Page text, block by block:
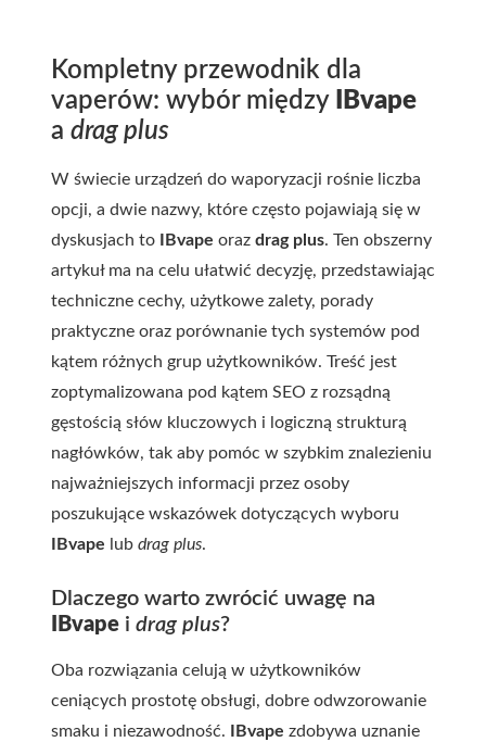
Kompletny przewodnik dla
vaperów: wybór między
IBvape
a drag plus
W świecie urządzeń do waporyzacji rośnie liczba
opcji, a dwie nazwy, które często pojawiają się w
dyskusjach to
IBvape oraz drag plus. Ten obszerny
artykuł ma na celu ułatwić decyzję, przedstawiając
techniczne cechy, użytkowe zalety, porady
praktyczne oraz porównanie tych systemów pod
kątem różnych grup użytkowników. Treść jest
zoptymalizowana pod kątem SEO z rozsądną
gęstością słów kluczowych i logiczną strukturą
nagłówków, tak aby pomóc w szybkim znalezieniu
najważniejszych informacji przez osoby
poszukujące wskazówek dotyczących wyboru
IBvape lub drag plus.
Dlaczego warto zwrócić uwagę na
IBvape i drag plus?
Oba rozwiązania celują w użytkowników
ceniących prostotę obsługi, dobre odwzorowanie
smaku i niezawodność.
IBvape zdobywa uznanie